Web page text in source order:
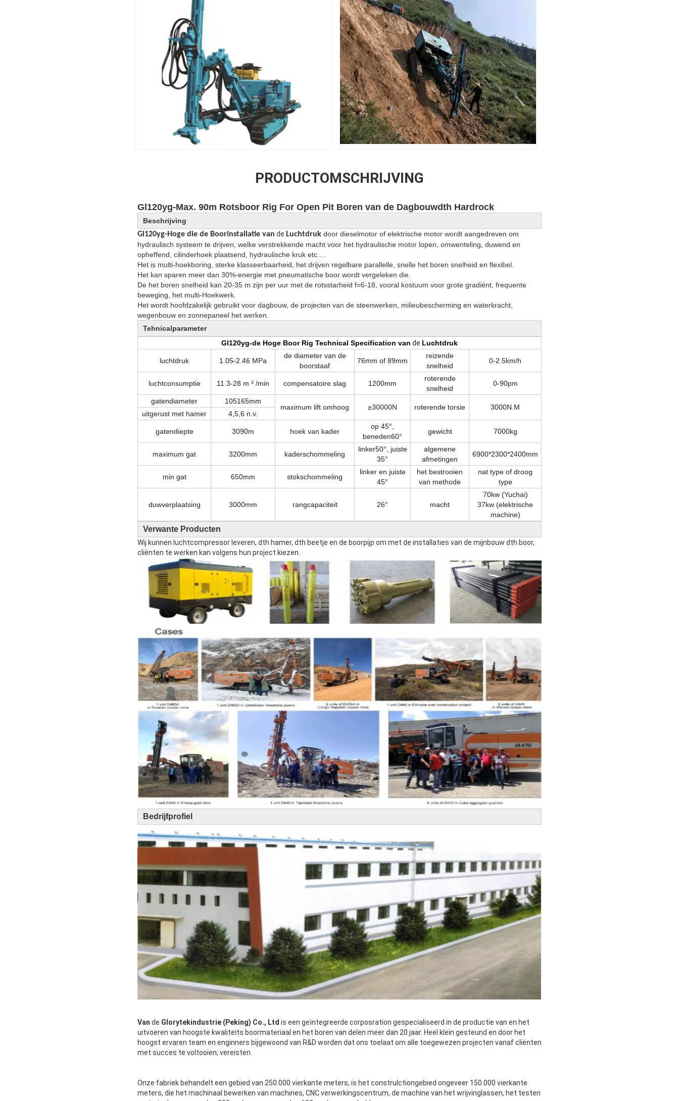
PRODUCTOMSCHRIJVING
Gl120yg-Max. 90m Rotsboor Rig For Open Pit Boren van de Dagbouwdth Hardrock
Beschrijving
Gl120yg-Hoge die de Boorinstallatie van de Luchtdruk door dieselmotor of elektrische motor wordt aangedreven om
hydraulisch systeem te drijven, welke verstrekkende macht voor het hydraulische motor lopen, omwenteling, duwend en
opheffend, cilinderhoek plaatsend, hydraulische kruk etc….
Het is multi-hoekboring, sterke klasseerbaarheid, het drijven regelbare parallelle, snelle het boren snelheid en flexibel.
Het kan sparen meer dan 30%-energie met pneumatische boor wordt vergeleken die.
De het boren snelheid kan 20-35 m zijn per uur met de rotsstarheid f=6-18, vooral kostuum voor grote gradiënt, frequente
beweging, het multi-Hoekwerk.
Het wordt hoofdzakelijk gebruikt voor dagbouw, de projecten van de steenwerken, milieubescherming en waterkracht,
wegenbouw en zonnepaneel het werken.
Tehnicalparameter
Gl120yg-de Hoge Boor Rig Technical Specification van de Luchtdruk
luchtdruk 1.05-2.46 MPa
de diameter van de
boorstaaf
76mm of 89mm
reizende
snelheid
0-2.5km/h
luchtconsumptie 11.3-28 m ³ /min compensatoire slag 1200mm
roterende
snelheid
0-90pm
gatendiameter 105165mm
maximum lift omhoog ≥30000N roterende torsie
3000N.M
uitgerust met hamer
4,5,6 n.v.
gatendiepte 3090m hoek van kader
op 45°,
beneden60°
gewicht 7000kg
maximum gat 3200mm kaderschommeling
linker50°, juiste
35°
algemene
afmetingen
6900*2300*2400mm
min gat 650mm stokschommeling
linker en juiste
45°
het bestrooien
van methode
nat type of droog
type
duwverplaatsing 3000mm rangcapaciteit 26° macht
70kw (Yuchai)
37kw (elektrische
machine)
Verwante Producten
Wij kunnen luchtcompressor leveren, dth hamer, dth beetje en de boorpijp om met de installaties van de mijnbouw dth boor,
cliënten te werken kan volgens hun project kiezen.
Bedrijfprofiel
Van de Glorytekindustrie (Peking) Co., Ltd is een geïntegreerde corposration gespecialiseerd in de productie van en het
uitvoeren van hoogste kwaliteits boormateriaal en het boren van delen meer dan 20 jaar. Heel klein gesteund en door het
hoogst ervaren team en enginners bijgewoond van R&D worden dat ons toelaat om alle toegewezen projecten vanaf cliënten
met succes te voltooien; vereisten.
Onze fabriek behandelt een gebied van 250.000 vierkante meters, is het construlctiongebied ongeveer 150.000 vierkante
meters, die het machinaal bewerken van machines, CNC verwerkingscentrum, de machine van het wrijvinglassen, het testen